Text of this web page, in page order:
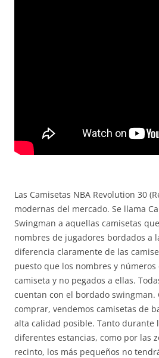
Las Camisetas NBA Revolution 30
modernas del mercado. Se llama
Swingman a aquellas camisetas
nombres de jugadores bordados a
diferencia claramente de las
puesto que los nombres y números
camiseta y no pegados a ellas.
cuentan con el bordado swingman.
comprar, vendemos camisetas de
alta calidad posible. Tanto durante
diferentes estancias, como por las
recinto, los más pequeños no